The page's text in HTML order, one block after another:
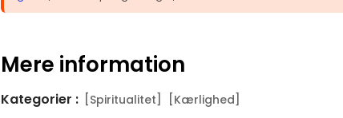
Mere information
Kategorier : [Spiritualitet] [Kærlighed]